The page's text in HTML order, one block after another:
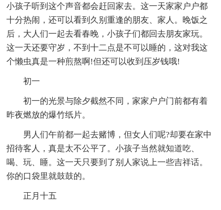
小孩子听到这个声音都会赶回家去。这一天家家户户都
十分热闹，还可以看到久别重逢的朋友、家人。晚饭之
后，大人们一起去看春晚，小孩子们都回去朋友家玩。
这一天还要守岁，不到十二点是不可以睡的，这对我这
个懒虫真是一种煎熬啊!但还可以收到压岁钱哦!
初一
初一的光景与除夕截然不同，家家户户门前都有着
昨夜燃放的爆竹纸片。
男人们午前都一起去赌博，但女人们呢?却要在家中
招待客人，真是太不公平了。小孩子当然就知道吃、
喝、玩、睡。这一天只要到了别人家说上一些吉祥话。
你的口袋里就鼓鼓的。
正月十五